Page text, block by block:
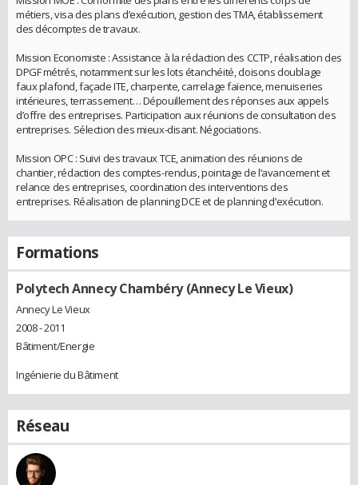
métiers, visa des plans d’exécution, gestion des TMA, établissement
des décomptes de travaux.
Mission Economiste : Assistance à la rédaction des CCTP, réalisation des
DPGF métrés, notamment sur les lots étanchéité, cloisons doublage
faux plafond, façade ITE, charpente, carrelage faïence, menuiseries
intérieures, terrassement… Dépouillement des réponses aux appels
d’offre des entreprises. Participation aux réunions de consultation des
entreprises. Sélection des mieux-disant. Négociations.
Mission OPC : Suivi des travaux TCE, animation des réunions de
chantier, rédaction des comptes-rendus, pointage de l’avancement et
relance des entreprises, coordination des interventions des
entreprises. Réalisation de planning DCE et de planning d’exécution.
Formations
Polytech Annecy Chambéry (Annecy Le Vieux)
Annecy Le Vieux
2008 - 2011
Bâtiment/Energie
Ingénierie du Bâtiment
Réseau